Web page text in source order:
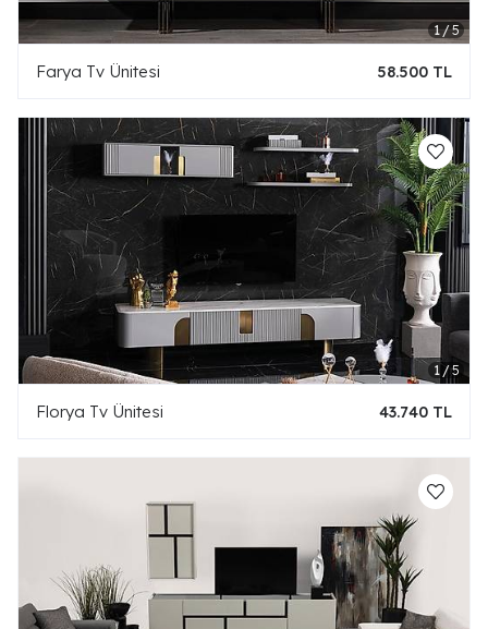
Farya Tv Ünitesi 58.500 TL
Florya Tv Ünitesi 43.740 TL